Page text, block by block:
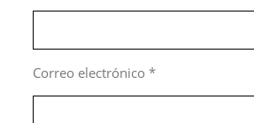
Correo electrónico*